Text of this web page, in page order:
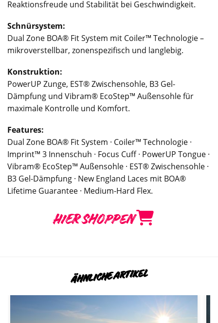
Reaktionsfreude und Stabilität bei Geschwindigkeit.
Schnürsystem:
Dual Zone BOA® Fit System mit Coiler™ Technologie –
mikroverstellbar, zonenspezifisch und langlebig.
Konstruktion:
PowerUP Zunge, EST® Zwischensohle, B3 Gel-
Dämpfung und Vibram® EcoStep™ Außensohle für
maximale Kontrolle und Komfort.
Features:
Dual Zone BOA® Fit System · Coiler™ Technologie ·
Imprint™ 3 Innenschuh · Focus Cuff · PowerUP Tongue ·
Vibram® EcoStep™ Außensohle · EST® Zwischensohle ·
B3 Gel-Dämpfung · New England Laces mit BOA®
Lifetime Guarantee · Medium-Hard Flex.
HIER SHOPPEN
ÄHNLICHE ARTIKEL